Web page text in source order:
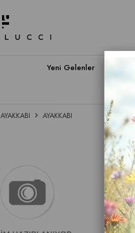
Yeni Gelenler
AYAKKABI AYAKKABI